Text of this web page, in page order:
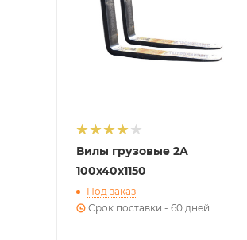
Вилы грузовые 2A
100х40х1150
Под заказ
Срок поставки - 60 дней